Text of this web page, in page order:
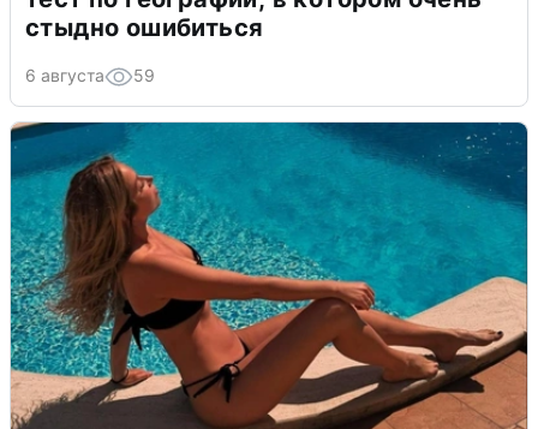
стыдно ошибиться
6 августа 59